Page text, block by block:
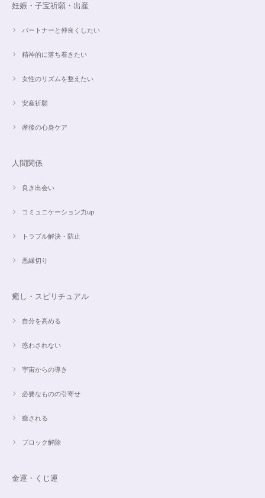
妊娠・子宝祈願・出産
パートナーと仲良くしたい
精神的に落ち着きたい
女性のリズムを整えたい
安産祈願
産後の心身ケア
人間関係
良き出会い
コミュニケーション力up
トラブル解決・防止
悪縁切り
癒し・スピリチュアル
自分を高める
惑わされない
宇宙からの導き
必要なものの引寄せ
癒される
ブロック解除
金運・くじ運